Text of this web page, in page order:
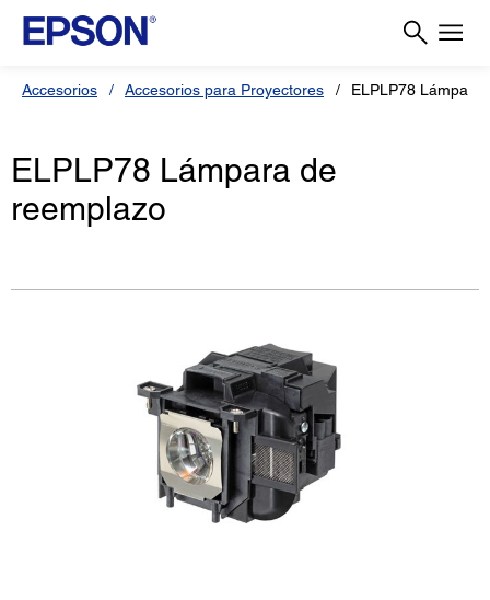
Accesorios Accesorios para Proyectores ELPLP78 Lámpara
ELPLP78 Lámpara de
reemplazo